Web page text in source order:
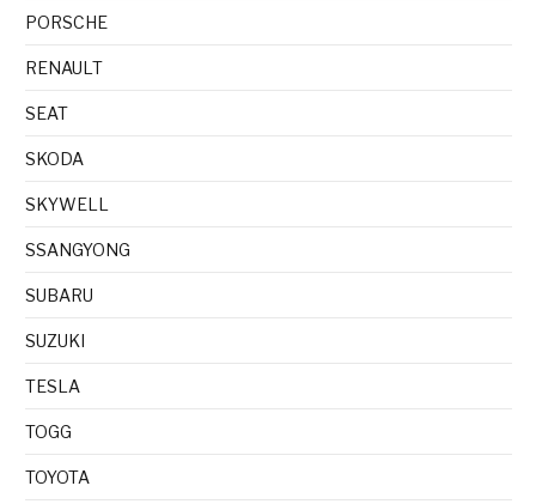
PORSCHE
RENAULT
SEAT
SKODA
SKYWELL
SSANGYONG
SUBARU
SUZUKI
TESLA
TOGG
TOYOTA